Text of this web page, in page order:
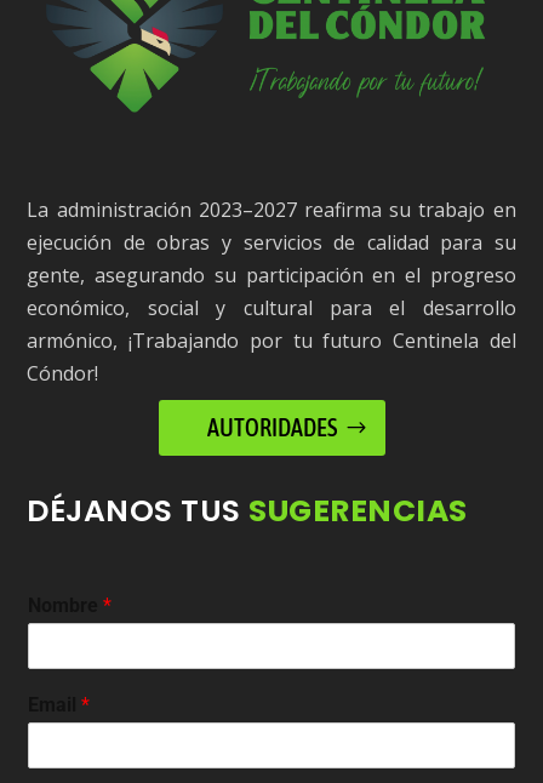
La administración 2023–2027 reafirma su trabajo en
ejecución de obras y servicios de calidad para su
gente, asegurando su participación en el progreso
económico, social y cultural para el desarrollo
armónico, ¡Trabajando por tu futuro Centinela del
Cóndor!
AUTORIDADES
DÉJANOS TUS SUGERENCIAS
Nombre*
Email*